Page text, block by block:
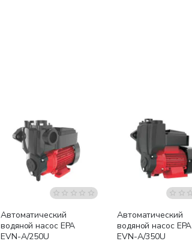
Автоматический
водяной насос EPA
EVN-A/250U
Бесплатная доставка
Автоматический
водяной насос EPA
EVN-A/350U